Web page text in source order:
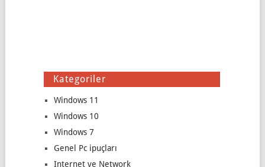
Kategoriler
Windows 11
Windows 10
Windows 7
Genel Pc ipuçları
Internet ve Network